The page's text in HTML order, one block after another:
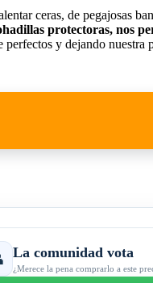
ceras, de pegajosas
protectoras, nos
perfectos y dejando
La comunidad vota
¿Merece la pena comprarlo a este